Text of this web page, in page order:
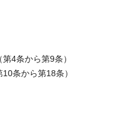
4条から第9条）
条から第18条）